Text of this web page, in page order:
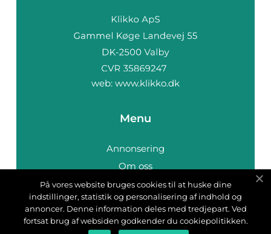
web: www.klikko.dk
Menu
Annonsering
Om oss
Cookies
Kontakta oss
Sitemap
På vores website bruges cookies til at huske dine
indstillinger, statistik og personalisering af indhold og
annoncer. Denne information deles med tredjepart. Ved
fortsat brug af websiden godkender du cookiepolitikken.